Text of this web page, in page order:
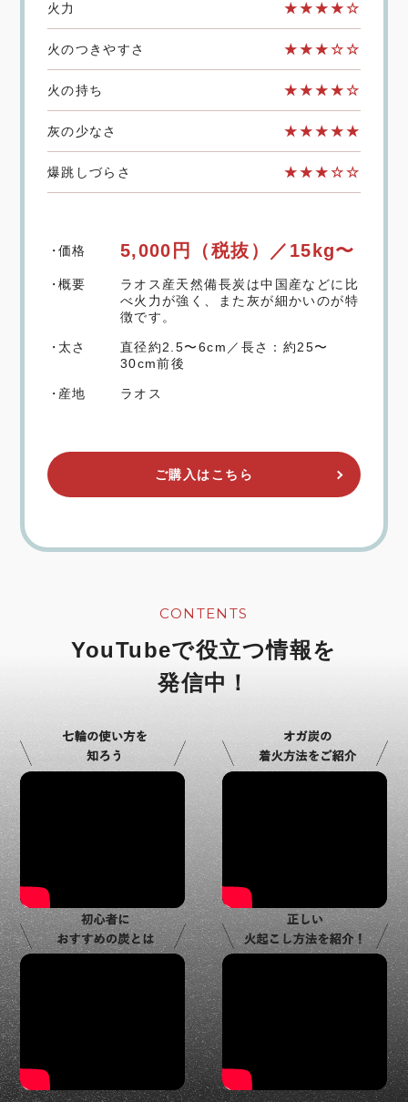
火力 ★★★★☆
火のつきやすさ ★★★☆☆
火の持ち ★★★★☆
灰の少なさ ★★★★★
爆跳しづらさ ★★★☆☆
価格 5,000円 （税抜）／15kg〜
概要
ラオス産天然備長炭は中国産などに比
べ火力が強く、また灰が細かいのが特
徴です。
太さ
直径約2.5〜6cm／長さ：約25〜
30cm前後
産地 ラオス
ご購入はこちら
CONTENTS
YouTubeで役立つ情報を
発信中！